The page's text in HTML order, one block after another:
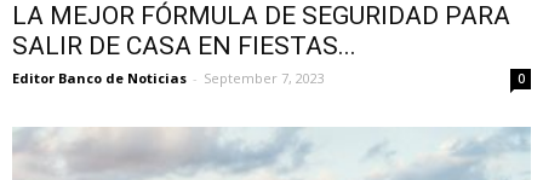
LA MEJOR FÓRMULA DE SEGURIDAD PARA
SALIR DE CASA EN FIESTAS...
Editor Banco de Noticias - September 7, 2023 0